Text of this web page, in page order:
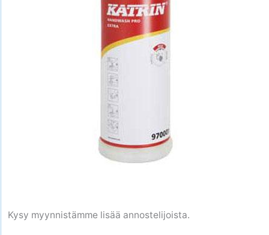
Kysy myynnistämme lisää annostelijoista.